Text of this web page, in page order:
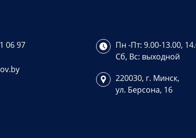
06 97
Пн -Пт: 9.00-13.00,
Сб, Вс: выходной
220030, г. Минск,
ул. Берсона, 16